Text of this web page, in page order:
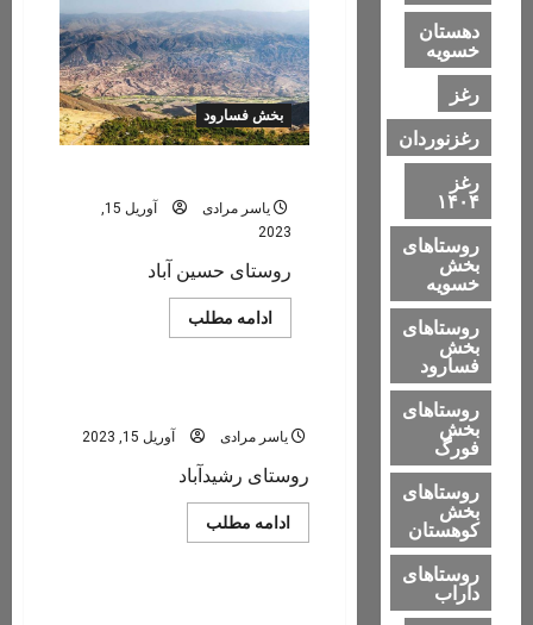
بخش فسارود
یاسر مرادی
آوریل 15,
2023
روستای حسین آباد
ادامه مطلب
more
یاسر مرادی آوریل 15, 2023
روستای رشیدآباد
ادامه مطلب
more
دهستان
خسویه
رغز
رغزنوردان
رغز
۱۴۰۴
روستاهای
بخش
خسویه
روستاهای
بخش
فسارود
روستاهای
بخش
فورگ
روستاهای
بخش
کوهستان
روستاهای
داراب